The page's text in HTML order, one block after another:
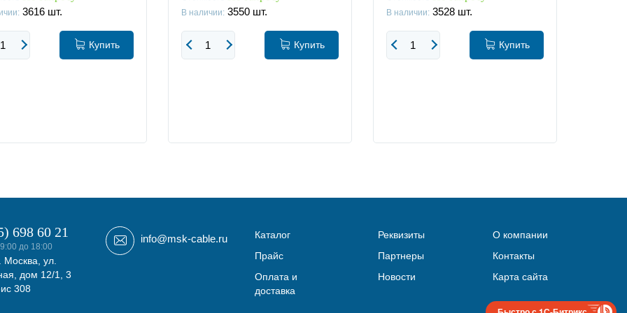
3616 шт.
Купить
В наличии:3550 шт.
Купить
В наличии:3528 шт.
Купить
698 60 21
до 18:00
Москва, ул.
дом 12/1, 3
308
info@msk-cable.ru
Каталог
Прайс
Оплата и
доставка
Реквизиты
Партнеры
Новости
О компании
Контакты
Карта сайта